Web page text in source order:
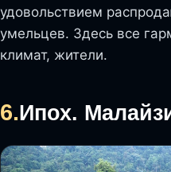
удовольствием
умельцев. Здесь все
климат, жители.
6.Ипох.